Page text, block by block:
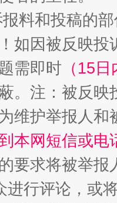
料和投稿的
如因被反映
需即时 （15
。注：被反
维护举报人
本网短信或电
要求将被举
进行评论，或